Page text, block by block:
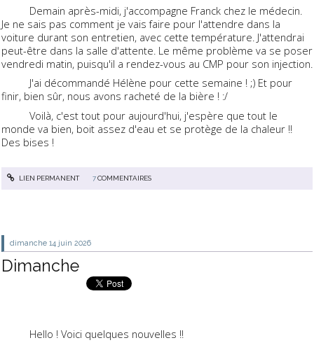
Demain après-midi, j'accompagne Franck chez le médecin.
Je ne sais pas comment je vais faire pour l'attendre dans la
voiture durant son entretien, avec cette température. J'attendrai
peut-être dans la salle d'attente. Le même problème va se poser
vendredi matin, puisqu'il a rendez-vous au CMP pour son injection.
J'ai décommandé Hélène pour cette semaine ! ;) Et pour
finir, bien sûr, nous avons racheté de la bière ! :/
Voilà, c'est tout pour aujourd'hui, j'espère que tout le
monde va bien, boit assez d'eau et se protège de la chaleur !!
Des bises !
LIEN PERMANENT 7COMMENTAIRES
dimanche 14 juin 2026
Dimanche
Hello ! Voici quelques nouvelles !!